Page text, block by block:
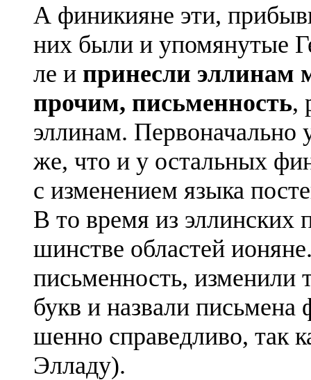
А фини­ки­яне эти,
них были и упо­мя­ну­тые
ле и при­нес­ли элли­нам
про­чим, пись­мен­ность,
элли­нам. Пер­во­на­чаль­но
же, что и у осталь­ных
с изме­не­ни­ем язы­ка
В то вре­мя из
шин­стве обла­стей
пись­мен­ность, изме­ни­ли
букв и назва­ли
шен­но спра­вед­ли­во, так
Элла­ду).